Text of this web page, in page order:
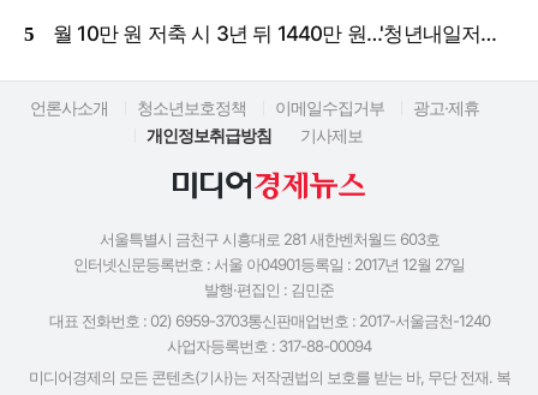
월 10만 원 저축 시 3년 뒤 1440만 원…'청년내일저축계좌' 신규 모집
언론사소개 청소년보호정책 이메일수집거부
광고·제휴
개인정보취급방침
기사제보
서울특별시 금천구 시흥대로 281 새한벤처월드 603호
인터넷신문등록번호 : 서울 아04901등록일 : 2017년 12월 27일
발행·편집인 : 김민준
대표 전화번호 : 02) 6959-3703통신판매업번호 : 2017-서울금천-1240
사업자등록번호 : 317-88-00094
미디어경제의 모든 콘텐츠(기사)는 저작권법의 보호를 받는 바, 무단 전재. 복